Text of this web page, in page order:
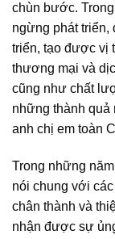
chùn bước.
ngừng phát triển,
triển, tạo được vị
thương mại và
cũng như chất
những thành quả
anh chị em toàn
Trong những
nói chung với
chân thành và
nhận được sự